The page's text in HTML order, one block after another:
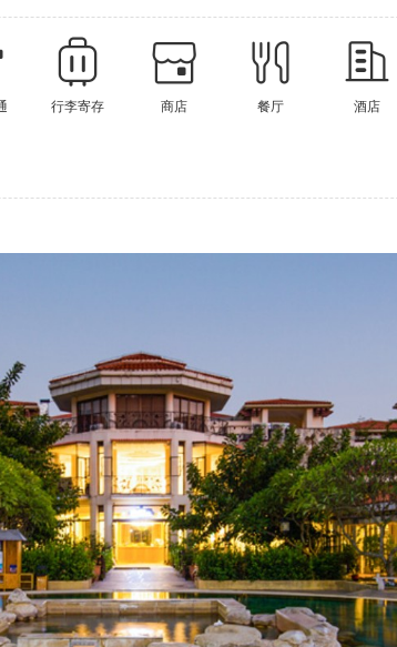
行李寄存 商店 餐厅 酒店